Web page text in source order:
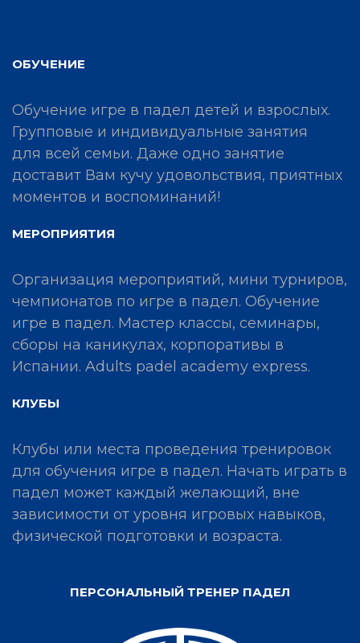
ОБУЧЕНИЕ
Обучение игре в падел детей и взрослых.
Групповые и индивидуальные занятия
для всей семьи. Даже одно занятие
доставит Вам кучу удовольствия, приятных
моментов и воспоминаний!
МЕРОПРИЯТИЯ
Организация мероприятий, мини турниров,
чемпионатов по игре в падел. Обучение
игре в падел. Мастер классы, семинары,
сборы на каникулах, корпоративы в
Испании. Adults padel academy express.
КЛУБЫ
Клубы или места проведения тренировок
для обучения игре в падел. Начать играть в
падел может каждый желающий, вне
зависимости от уровня игровых навыков,
физической подготовки и возраста.
ПЕРСОНАЛЬНЫЙ ТРЕНЕР ПАДЕЛ